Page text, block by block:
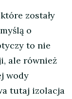
zostały
o
to nie
ale również
wody
tutaj izolacja